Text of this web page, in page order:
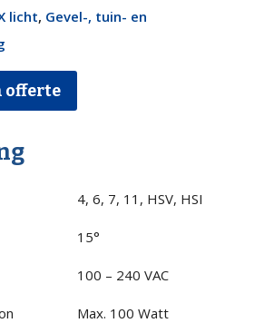
licht, Gevel-, tuin- en
offerte
4, 6, 7, 11, HSV, HSI
15°
100 – 240 VAC
Max. 100 Watt